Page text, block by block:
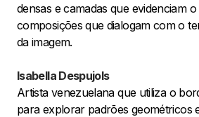
densas e camadas que evidenciam
composições que dialogam com o
da imagem.
Isabella Despujols
Artista venezuelana que utiliza o
para explorar padrões geométricos